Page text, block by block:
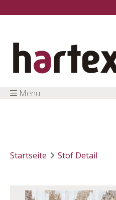
Menu
Startseite Stof Detail